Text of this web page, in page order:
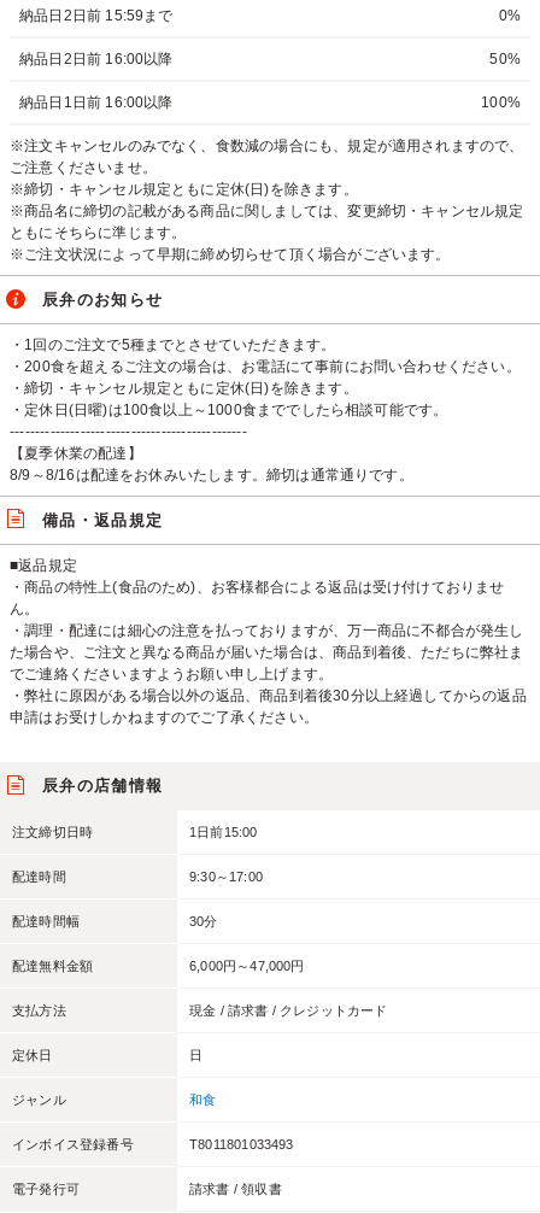
納品日2日前 15:59まで 0%
納品日2日前 16:00以降 50%
納品日1日前 16:00以降 100%
※注文キャンセルのみでなく、食数減の場合にも、規定が適用されますので、
ご注意くださいませ。
※締切・キャンセル規定ともに定休(日)を除きます。
※商品名に締切の記載がある商品に関しましては、変更締切・キャンセル規定
ともにそちらに準じます。
※ご注文状況によって早期に締め切らせて頂く場合がございます。
辰弁のお知らせ
・1回のご注文で5種までとさせていただきます。
・200食を超えるご注文の場合は、お電話にて事前にお問い合わせください。
・締切・キャンセル規定ともに定休(日)を除きます。
・定休日(日曜)は100食以上～1000食まででしたら相談可能です。
-----------------------------------------------
【夏季休業の配達】
8/9～8/16は配達をお休みいたします。締切は通常通りです。
備品・返品規定
■返品規定
・商品の特性上(食品のため)、お客様都合による返品は受け付けておりませ
ん。
・調理・配達には細心の注意を払っておりますが、万一商品に不都合が発生し
た場合や、ご注文と異なる商品が届いた場合は、商品到着後、ただちに弊社ま
でご連絡くださいますようお願い申し上げます。
・弊社に原因がある場合以外の返品、商品到着後30分以上経過してからの返品
申請はお受けしかねますのでご了承ください。
辰弁の店舗情報
注文締切日時 1日前15:00
配達時間 9:30～17:00
配達時間幅 30分
配達無料金額 6,000円～47,000円
支払方法 現金 / 請求書 / クレジットカード
定休日 日
ジャンル 和食
インボイス登録番号 T8011801033493
電子発行可 請求書 / 領収書